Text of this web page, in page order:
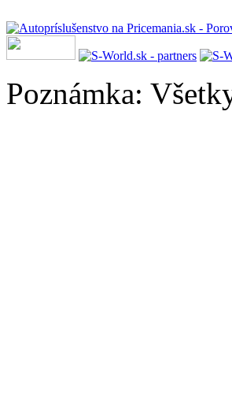
Poznámka: